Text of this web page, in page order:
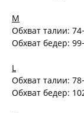
M
Обхват талии:
Обхват бедер:
L
Обхват талии:
Обхват бедер: